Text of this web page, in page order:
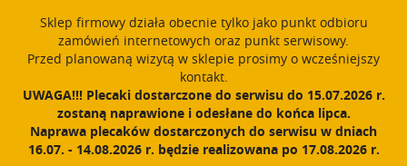
{dataLayer.push(arguments);} gtag('js', new Date()); gtag('config',
'UA-11892555-1');
PROUDLY MADE IN POLAND SINCE 1984 Polski
Zarejestruj się Zaloguj się 0
N
Sklep firmowy działa obecnie tylko jako punkt odbioru
zamówień internetowych oraz punkt serwisowy.
Przed planowaną wizytą w sklepie prosimy o wcześniejszy
kontakt.
UWAGA!!! Plecaki dostarczone do serwisu do 15.07.2026 r.
zostaną naprawione i odesłane do końca lipca.
Naprawa plecaków dostarczonych do serwisu w dniach
16.07. - 14.08.2026 r. będzie realizowana po 17.08.2026 r.